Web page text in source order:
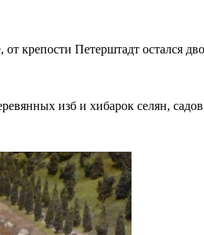
крепости Петерштадт остался
изб и хибарок селян,